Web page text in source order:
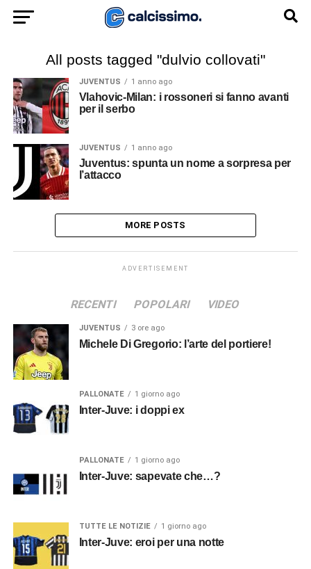
All posts tagged "dulvio collovati"
JUVENTUS 1 anno ago
Vlahovic-Milan: i rossoneri si fanno avanti
per il serbo
JUVENTUS 1 anno ago
Juventus: spunta un nome a sorpresa per
l’attacco
MORE POSTS
ADVERTISEMENT
RECENTI POPOLARI VIDEO
JUVENTUS 3 ore ago
Michele Di Gregorio: l’arte del portiere!
PALLONATE 1 giorno ago
Inter-Juve: i doppi ex
PALLONATE 1 giorno ago
Inter-Juve: sapevate che…?
TUTTE LE NOTIZIE 1 giorno ago
Inter-Juve: eroi per una notte